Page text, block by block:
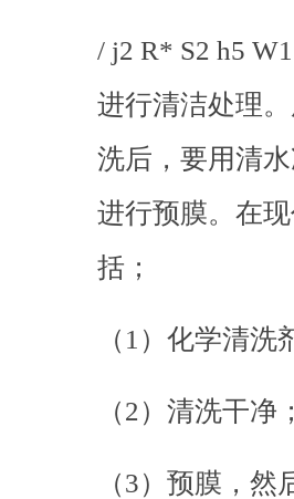
/ j2 R* S2 h5
进行清洁处理
洗后，要用清
进行预膜。在
括；
（ 1）化学清洗
（2）清洗干净
（3）预膜，然